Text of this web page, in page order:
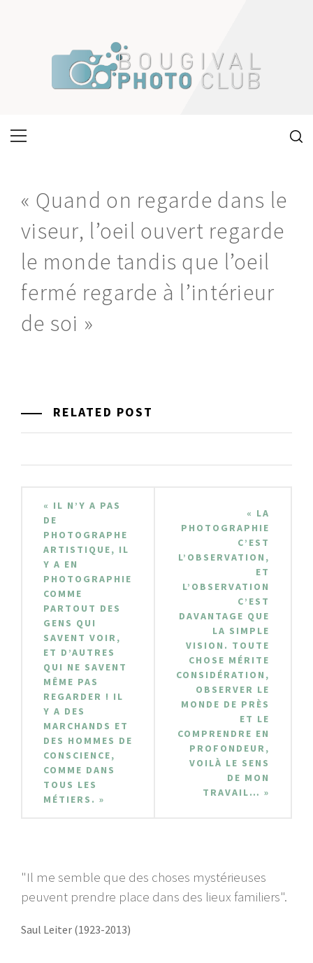
Primary
« Quand on regarde dans le
viseur, l’oeil ouvert regarde
le monde tandis que l’oeil
fermé regarde à l’intérieur
de soi »
RELATED POST
Navigation
l’article
« IL N’Y A PAS
DE
PHOTOGRAPHE
ARTISTIQUE, IL
Y A EN
PHOTOGRAPHIE
COMME
PARTOUT DES
GENS QUI
SAVENT VOIR,
ET D’AUTRES
QUI NE SAVENT
MÊME PAS
REGARDER ! IL
Y A DES
MARCHANDS ET
DES HOMMES DE
CONSCIENCE,
COMME DANS
TOUS LES
MÉTIERS. »
« LA
PHOTOGRAPHIE
C’EST
L’OBSERVATION,
ET
L’OBSERVATION
C’EST
DAVANTAGE QUE
LA SIMPLE
VISION. TOUTE
CHOSE MÉRITE
CONSIDÉRATION,
OBSERVER LE
MONDE DE PRÈS
ET LE
COMPRENDRE EN
PROFONDEUR,
VOILÀ LE SENS
DE MON
TRAVAIL… »
"Il me semble que des choses mystérieuses
peuvent prendre place dans des lieux familiers".
Saul Leiter (1923-2013)